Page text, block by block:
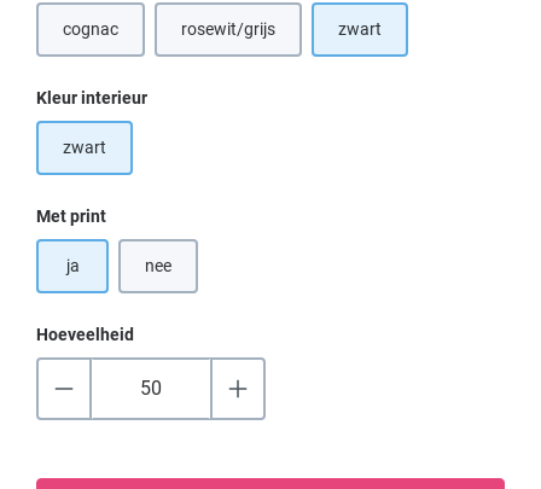
cognac rosewit/grijs zwart
Selecteer
Kleur interieur
zwart
Selecteer
Met print
ja nee
Hoeveelheid